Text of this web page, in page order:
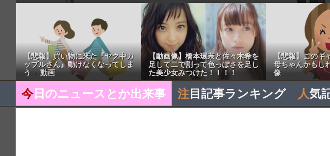
【悲報】買い物に来た『ヤク中カ
ップルさん』動けなくなってしま
う →動画
【動画像】橋本環奈と佐々木希を
足して二で割って色っぽさを足し
た美少女みつけた！！！！
【悲報】このギ
母ちゃんかもし
像
今日のニュースとか出来事 注 目記事ランキング 人気